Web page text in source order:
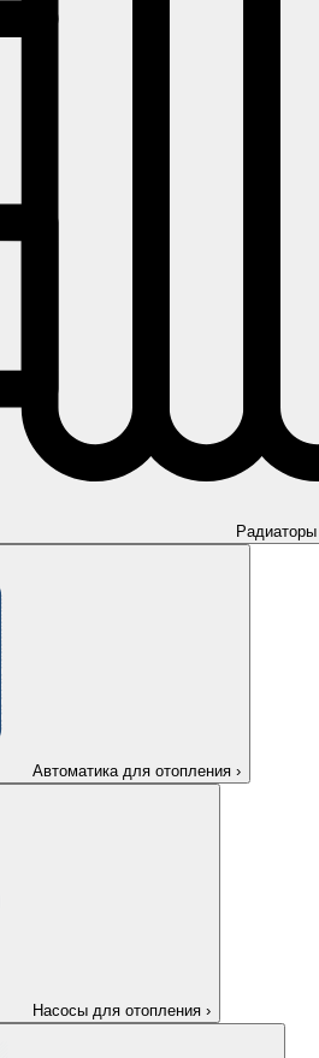
Радиаторы
Автоматика для отопления ›
Насосы для отопления ›